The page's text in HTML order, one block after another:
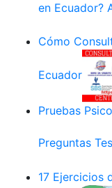
en Ecuador?
Cómo
Ecuador
Pruebas
Preguntas
17 Ejercicios